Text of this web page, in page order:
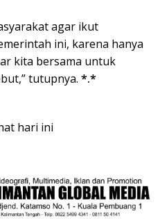
agar ikut
ini, karena hanya
kita bersama untuk
tutupnya. *.*
hari ini